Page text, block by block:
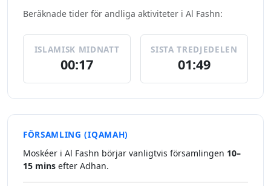
Beräknade tider för andliga aktiviteter i Al Fashn:
ISLAMISK MIDNATT
00:17
SISTA TREDJEDELEN
01:49
FÖRSAMLING (IQAMAH)
Moskéer i Al Fashn börjar vanligtvis församlingen 10–
15 mins efter Adhan.